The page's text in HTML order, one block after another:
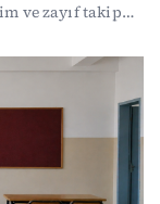
ve zayıf takip
sınırlı
Çözüm için
ve
bütüncül